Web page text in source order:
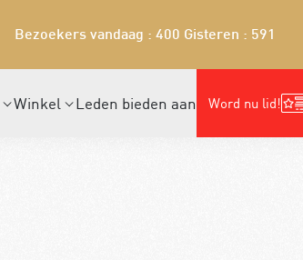
Bezoekers vandaag : 400 Gisteren : 591
Winkel Leden bieden aan Word nu lid!